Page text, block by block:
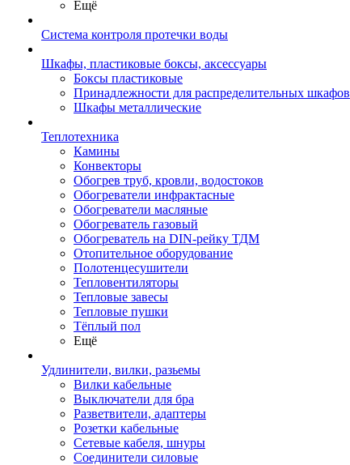
Ещё
Система контроля протечки воды
Шкафы, пластиковые боксы, аксессуары
Боксы пластиковые
Принадлежности для распределительных шкафов
Шкафы металлические
Теплотехника
Камины
Конвекторы
Обогрев труб, кровли, водостоков
Обогреватели инфрактасные
Обогреватели масляные
Обогреватель газовый
Обогреватель на DIN-рейку ТДМ
Отопительное оборудование
Полотенцесушители
Тепловентиляторы
Тепловые завесы
Тепловые пушки
Тёплый пол
Ещё
Удлинители, вилки, разьемы
Вилки кабельные
Выключатели для бра
Разветвители, адаптеры
Розетки кабельные
Сетевые кабеля, шнуры
Соединители силовые